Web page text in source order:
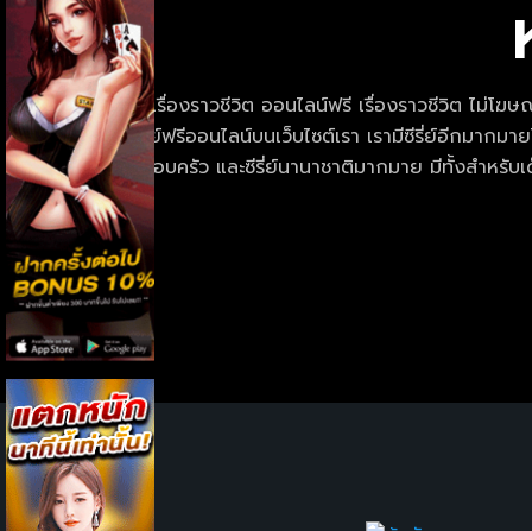
ดูซีรี่ย์เกี่ยวกับ เรื่องราวชีวิต ออนไลน์ฟรี เรื่องราวชีวิต ไม่โฆ
ท่านได้เลือกดูซีรี่ย์ฟรีออนไลน์บนเว็บไซต์เรา เรามีซีรี่ย์อีกมาก
ความรัก ซีรี่ย์ครอบครัว และซีรี่ย์นานาชาติมากมาย มีทั้งสำหรั